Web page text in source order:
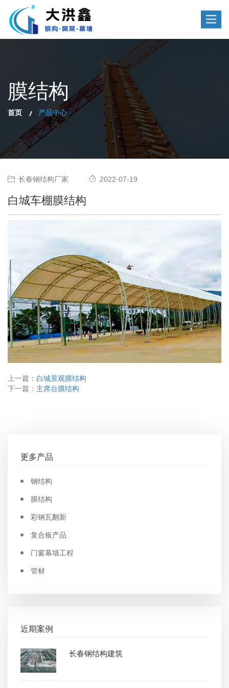
Toggle
膜结构
首页 产品中心
长春钢结构厂家 2022-07-19
白城车棚膜结构
上一篇： 白城景观膜结构
下一篇： 主席台膜结构
更多产品
钢结构
膜结构
彩钢瓦翻新
复合板产品
门窗幕墙工程
管材
近期案例
长春钢结构建筑